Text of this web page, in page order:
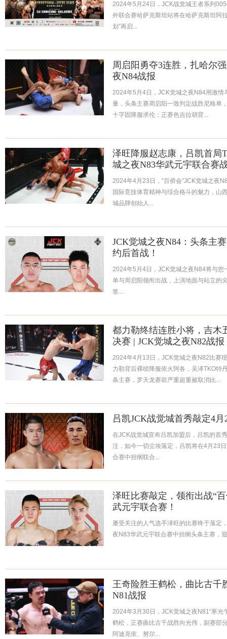
2024年5月24日，JCK战觉城王者系列
外联合赛哈萨克斯坦站将在哈萨克斯坦阿
划”再启...
周启阳勇夺3连胜，扎哈尔
夜N84战报
2024年5月4日，JCK觉城之夜N84用激情
量，头条主赛周启阳一致判定战胜尼格单
十字固降服求伦；正赛色吉拉胡背...
泽旺降服赵志康，吕凯首局
城之夜N83华武元宇联合赛
2024年4月23日，“百侨会”JCK觉城之夜
国际竞技体育精神与综合格斗的魅力，山
城品牌创始人...
JCK觉城之夜N84：头条主
约后首战！
2024年5月4日，JCK觉城之夜N84将与您
单与周启阳领衔出战，上演地面与站立的
签...
都力勒终结连胜小将，吉木
决赛 | JCK觉城之夜N82战报
2024年4月13日，JCK觉城之夜N82比赛
力勒背后裸绞降服依火阿各，吴泽TKO特
条主赛，罗天龙赛前严重超重被取消比...
吕凯JCK战觉城首秀敲定4
在JCK战觉城宣布吕凯加盟后，吕凯的首
注，如今一切尘埃落定，吕凯将在4月23
合赛中担纲联合...
泽旺比赛敲定，领衔出战“
武元宇联合赛！
屡受关注的人气选手泽旺的比赛终于落定
夜N83华武元宇联合赛中担纲头条主赛，
王奇险胜王鹤松，曲比古千
N81战报
2024年3月30日，JCK觉城之夜N81“寒光
鹤松，正赛曲比古千战胜向光伟，副赛部
阿迪克依、努尔...